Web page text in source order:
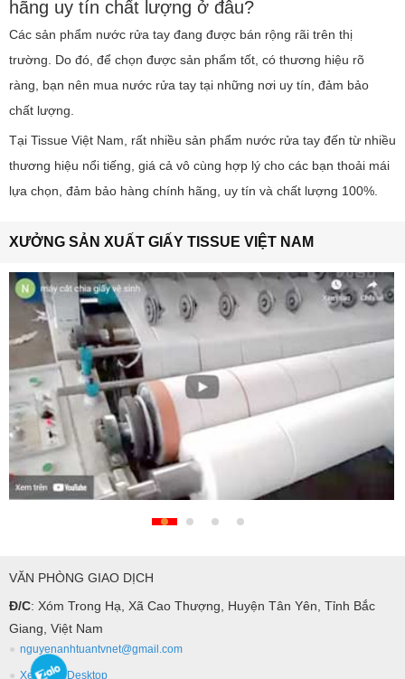
hãng uy tín chất lượng ở đâu?
Các sản phẩm nước rửa tay đang được bán rộng rãi trên thị
trường. Do đó, để chọn được sản phẩm tốt, có thương hiệu rõ
ràng, bạn nên mua nước rửa tay tại những nơi uy tín, đảm bảo
chất lượng.
Tại Tissue Việt Nam, rất nhiều sản phẩm nước rửa tay đến từ nhiều
thương hiệu nổi tiếng, giá cả vô cùng hợp lý cho các bạn thoải mái
lựa chọn, đảm bảo hàng chính hãng, uy tín và chất lượng 100%.
XƯỞNG SẢN XUẤT GIẤY TISSUE VIỆT NAM
VĂN PHÒNG GIAO DỊCH
Đ/C: Xóm Trong Hạ, Xã Cao Thượng, Huyện Tân Yên, Tỉnh Bắc
Giang, Việt Nam
nguyenanhtuantvnet@gmail.com
Xem bản Desktop